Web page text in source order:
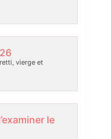
vierge et
le